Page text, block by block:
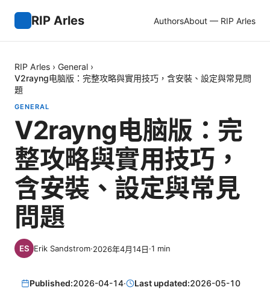
RIP Arles AuthorsAbout — RIP Arles
RIP Arles › General ›
V2rayng电脑版：完整攻略與實用技巧，含安裝、設定與常見問
題
GENERAL
V2rayng电脑版：完
整攻略與實用技巧，
含安裝、設定與常見
問題
Erik Sandstrom·2026年4月14日·1 min
Published:2026-04-14· Last updated:2026-05-10